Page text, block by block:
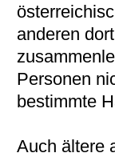
anderen
Personen
bestimmte
Auch ältere